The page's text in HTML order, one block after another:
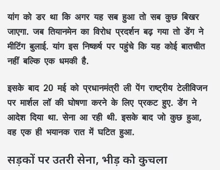
यांग को डर था कि अगर यह सब हुआ तो सब कुछ बिखर
जाएगा. जब तियानमेन का विरोध प्रदर्शन बढ़ गया तो डेंग ने
मीटिंग बुलाई. यांग इस निष्कर्ष पर पहुंचे कि यह कोई बातचीत
नहीं बल्कि एक धमकी है.
इसके बाद 20 मई को प्रधानमंत्री ली पेंग राष्ट्रीय टेलीविजन
पर मार्शल लॉ की घोषणा करने के लिए प्रकट हुए. डेंग ने
आदेश दिया था. सेना आ रही थी. इसके बाद जो कुछ हुआ,
वह एक ही भयानक रात में घटित हुआ.
सड़कों पर उतरी सेना, भीड़ को कुचला